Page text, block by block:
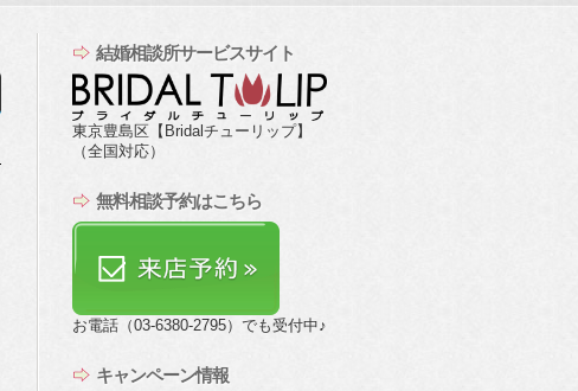
結婚相談所サービスサイト
東京豊島区【Bridalチューリップ】
（全国対応）
無料相談予約はこちら
お電話（03-6380-2795）でも受付中♪
キャンペーン情報